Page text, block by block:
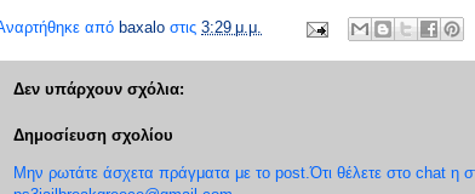
από baxalo στις 3:29 μ.μ.
Δεν υπάρχουν σχόλια:
Δημοσίευση σχολίου
Μην ρωτάτε άσχετα πράγματα με το post.Ότι θέλετε στο chat η